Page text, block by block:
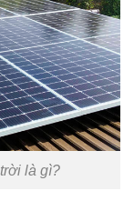
là gì?